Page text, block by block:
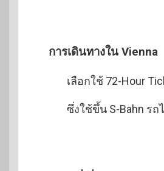
การเดินทางใน Vienna
เลือกใช้ 72-Hour
ซึ่งใช้ขึ้น S-Bahn ร